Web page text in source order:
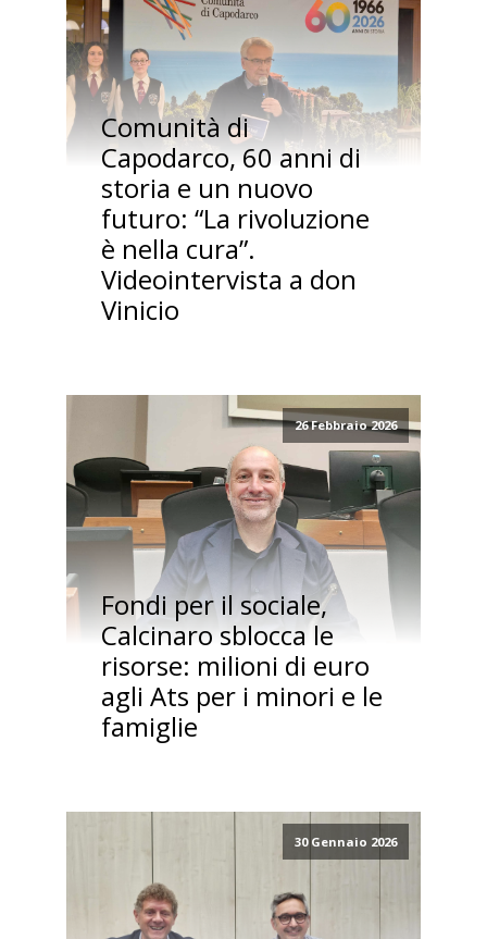
Comunità di
Capodarco, 60 anni di
storia e un nuovo
futuro: “La rivoluzione
è nella cura”.
Videointervista a don
Vinicio
26 Febbraio 2026
Fondi per il sociale,
Calcinaro sblocca le
risorse: milioni di euro
agli Ats per i minori e le
famiglie
30 Gennaio 2026